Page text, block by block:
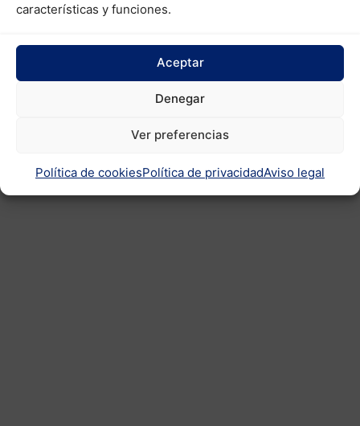
características y funciones.
Aceptar
Denegar
Ver preferencias
Política de cookiesPolítica de privacidadAviso legal
En su fabricación podemos añadirles una etiqueta
-Diseño exclusivo para tu empresa o evento.